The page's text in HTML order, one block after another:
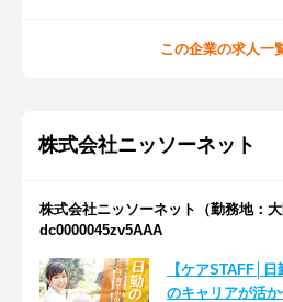
この企業の求人一
株式会社ニッソーネット
株式会社ニッソーネット（勤務地：
dc0000045zv5AAA
【ケアSTAFF│
のキャリアが活